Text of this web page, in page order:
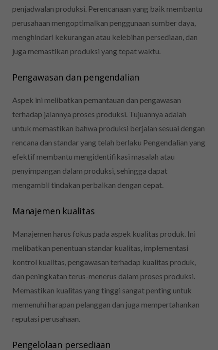
penjadwalan produksi. Perencanaan yang baik membantu
perusahaan mengoptimalkan penggunaan sumber daya,
menghindari kekurangan atau kelebihan persediaan, dan
juga memastikan produksi yang tepat waktu.
Pengawasan dan pengendalian
Aspek ini melibatkan pemantauan dan pengawasan
terhadap jalannya proses produksi. Tujuannya adalah
untuk memastikan bahwa produksi berjalan sesuai dengan
rencana dan standar yang telah berlaku Pengendalian yang
efektif membantu mengidentifikasi masalah atau
penyimpangan dalam produksi, sehingga dapat
mengambil tindakan perbaikan dengan cepat.
Manajemen kualitas
Manajemen harus fokus pada aspek kualitas produk. Ini
melibatkan penentuan standar kualitas, implementasi
kontrol kualitas, pengawasan terhadap kualitas produk,
dan peningkatan terus-menerus dalam proses produksi.
Memastikan kualitas yang tinggi sangat penting untuk
memenuhi harapan pelanggan dan juga mempertahankan
reputasi perusahaan.
Pengelolaan persediaan